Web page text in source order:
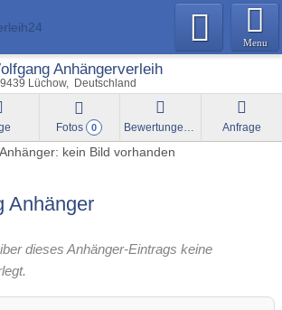
Menu
Anhängerverleih
Lüchow Deutschland
Fotos 0 Bewertungen Anfrage
Anhänger
dieses Anhänger-Eintrags keine